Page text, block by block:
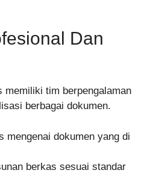
Dan
memiliki tim berpengalaman
berbagai dokumen.
mengenai dokumen yang di
berkas sesuai standar